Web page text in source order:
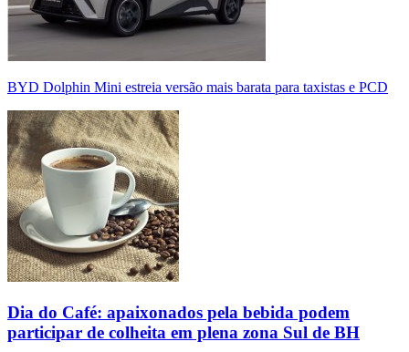
BYD Dolphin Mini estreia versão mais barata para taxistas e PCD
Dia do Café: apaixonados pela bebida podem
participar de colheita em plena zona Sul de BH